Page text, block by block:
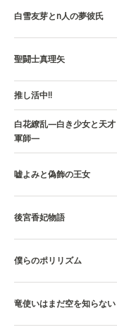
白雪友芽とn人の夢彼氏
聖闘士真理矢
推し活中!!
白花繚乱—白き少女と天才
軍師—
嘘よみと偽飾の王女
後宮香妃物語
僕らのポリリズム
竜使いはまだ空を知らない